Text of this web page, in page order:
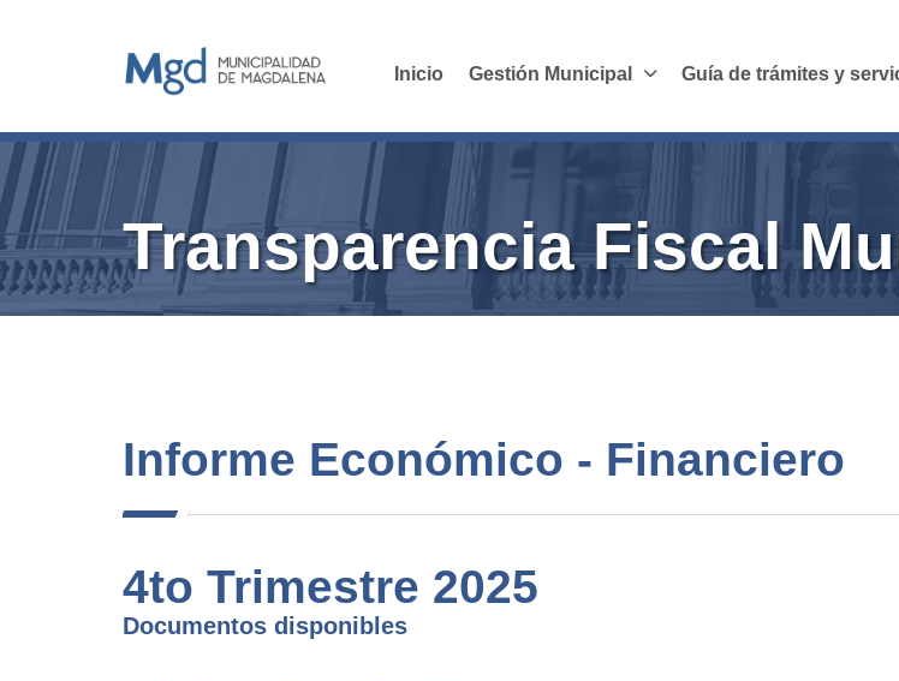
Inicio Gestión Municipal Guía de trámites y
Transparencia Fiscal
Informe Económico - Financiero
4to Trimestre 2025
Documentos disponibles